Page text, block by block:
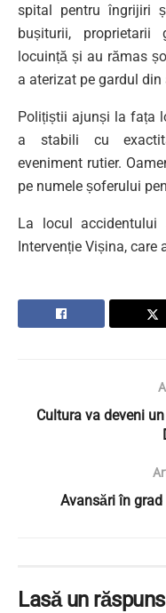
spital pentru îngrijiri
bușiturii,
locuință și au rămas
a aterizat pe gardul din
Polițiștii ajunși la fața
a stabili cu
eveniment rutier.
pe numele șoferului
La locul
Intervenție Vișina, care
Cultura va deveni
Avansări în
Lasă un răspuns